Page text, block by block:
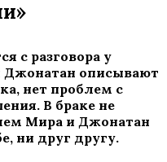
с разговора у
Джонатан описывают
нет проблем с
В браке не
Мира и Джонатан
ни друг другу.